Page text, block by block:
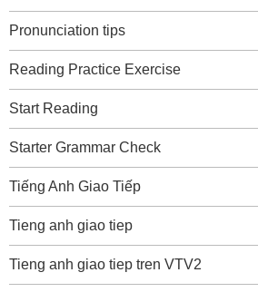
Pronunciation tips
Reading Practice Exercise
Start Reading
Starter Grammar Check
Tiếng Anh Giao Tiếp
Tieng anh giao tiep
Tieng anh giao tiep tren VTV2